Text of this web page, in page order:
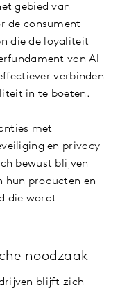
gebied van
de consument
die de loyaliteit
van AI
verbinden
in te boeten.
met
en privacy
bewust blijven
hun producten en
die wordt
noodzaak
blijft zich